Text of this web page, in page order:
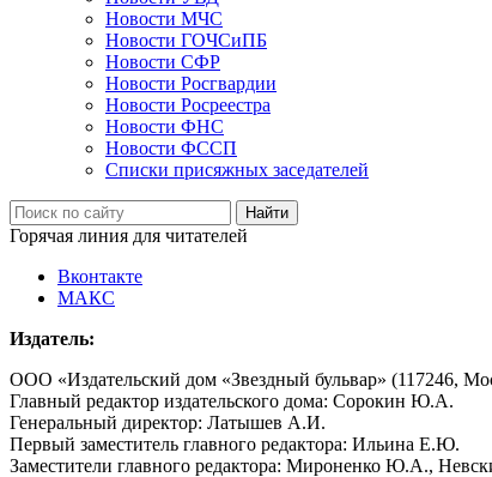
Новости МЧС
Новости ГОЧСиПБ
Новости СФР
Новости Росгвардии
Новости Росреестра
Новости ФНС
Новости ФССП
Списки присяжных заседателей
Горячая линия для читателей
Вконтакте
МАКС
Издатель:
ООО «Издательский дом «Звездный бульвар» (117246,
Главный редактор издательского дома: Сорокин Ю.А.
Генеральный директор: Латышев А.И.
Первый заместитель главного редактора: Ильина Е.Ю.
Заместители главного редактора: Мироненко Ю.А.,